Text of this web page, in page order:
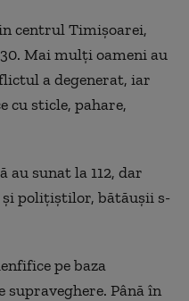
centrul Timișoarei,
Mai mulți oameni au
a degenerat, iar
cu sticle, pahare,
au sunat la 112, dar
polițiștilor, bătăușii s-
pe baza
supraveghere. Până în